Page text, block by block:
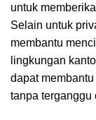
untuk
Selain untuk
membantu
lingkungan
dapat
tanpa terganggu